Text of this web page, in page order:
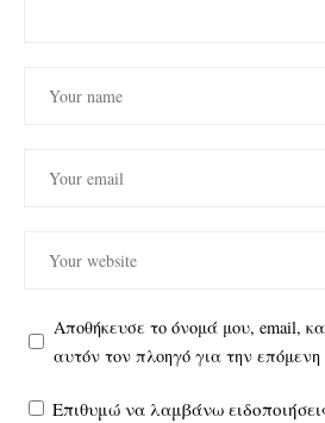
Αποθήκευσε το όνομά μου, email,
αυτόν τον πλοηγό για την
Επιθυμώ να λαμβάνω